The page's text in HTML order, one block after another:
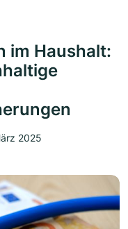
im Haushalt:
2025